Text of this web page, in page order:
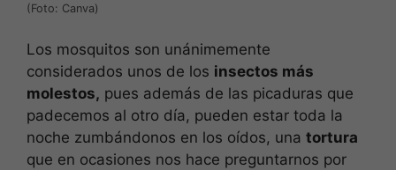
(Foto: Canva)
Los mosquitos son unánimemente
considerados unos de los insectos más
molestos, pues además de las picaduras que
padecemos al otro día, pueden estar toda la
noche zumbándonos en los oídos, una tortura
que en ocasiones nos hace preguntarnos por